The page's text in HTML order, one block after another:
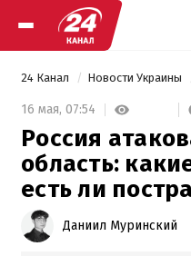
24 Канал Новости Украины
16 мая, 07:54
Россия
область:
есть ли
Даниил Муринский